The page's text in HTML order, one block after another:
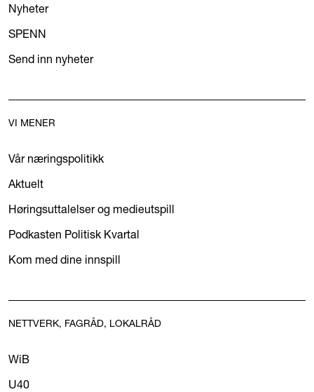
Nyheter
SPENN
Send inn nyheter
VI MENER
Vår næringspolitikk
Aktuelt
Høringsuttalelser og medieutspill
Podkasten Politisk Kvartal
Kom med dine innspill
NETTVERK, FAGRÅD, LOKALRÅD
WiB
U40